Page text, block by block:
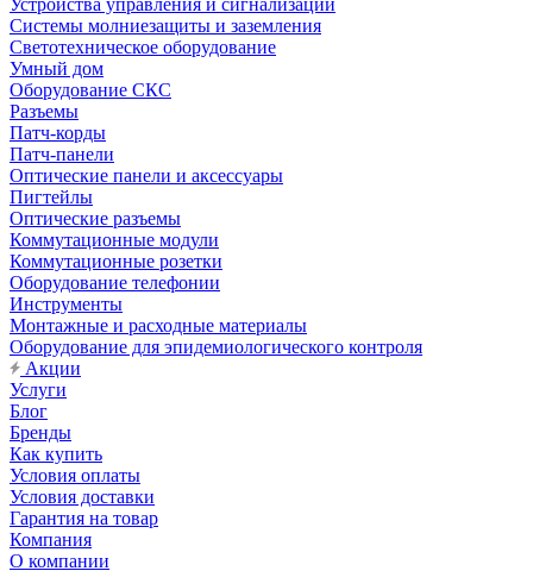
Устройства управления и сигнализации
Системы молниезащиты и заземления
Светотехническое оборудование
Умный дом
Оборудование СКС
Разъемы
Патч-корды
Патч-панели
Оптические панели и аксессуары
Пигтейлы
Оптические разъемы
Коммутационные модули
Коммутационные розетки
Оборудование телефонии
Инструменты
Монтажные и расходные материалы
Оборудование для эпидемиологического контроля
Акции
Услуги
Блог
Бренды
Как купить
Условия оплаты
Условия доставки
Гарантия на товар
Компания
О компании